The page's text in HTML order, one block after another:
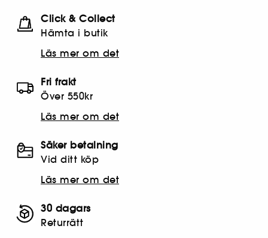
Click & Collect
Hämta i butik​
Läs mer om det
Fri frakt
Över 550kr
Läs mer om det
Säker betalning
Vid ditt köp
Läs mer om det
30 dagars
Returrätt